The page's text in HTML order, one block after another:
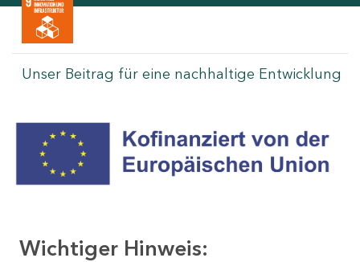
Unser Beitrag für eine nachhaltige Entwicklung
Wichtiger Hinweis: